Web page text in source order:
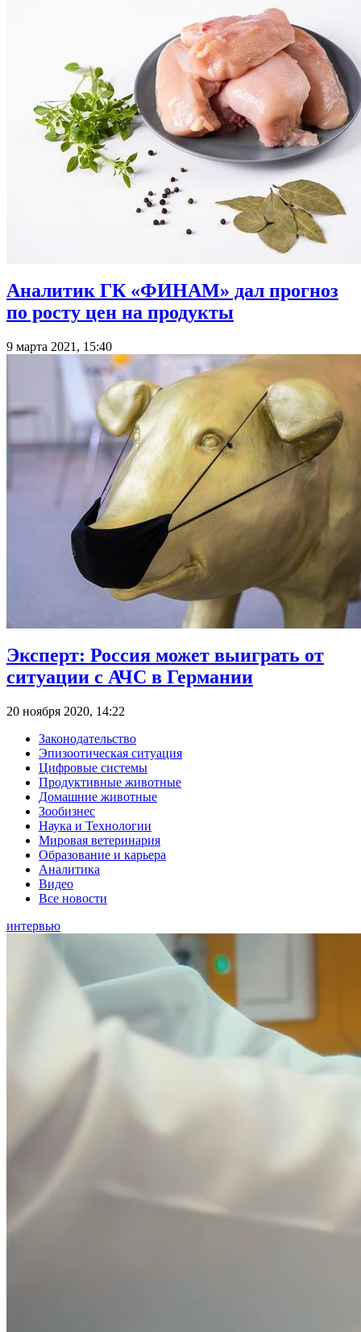
Аналитик ГК «ФИНАМ» дал прогноз
по росту цен на продукты
9 марта 2021, 15:40
Эксперт: Россия может выиграть от
ситуации с АЧС в Германии
20 ноября 2020, 14:22
Законодательство
Эпизоотическая ситуация
Цифровые системы
Продуктивные животные
Домашние животные
Зообизнес
Наука и Технологии
Мировая ветеринария
Образование и карьера
Аналитика
Видео
Все новости
интервью